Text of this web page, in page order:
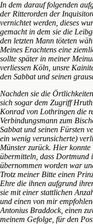
In dem darauf folgenden
der Ritterorden der
vernichtet werden, dieses
gemacht in dem sie die
den letzten Mann töteten
Meines Erachtens eine
sollte später in meiner
verliessen Köln, unsre
den Sabbat und seinen
Nachden sie die
sich sogar dem Zugriff
Konrad von Lothringen die
Verbindungsmann zum
Sabbat und seinen Fürsten
ein wenig verunsicherte)
Münster zurück. Hier
übermitteln, dass Dortmund
übernommen worden war
Trotz meiner Bitte einen
Ehre die ihnen aufgrund
sie mit einer stattlichen
und einen von mir
Antonius Braddock, einen
meinem Gefolge, für den